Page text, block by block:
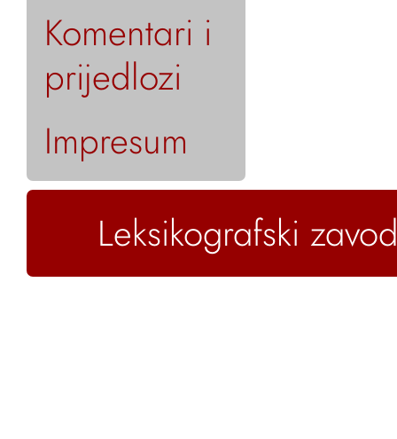
Komentari i
prijedlozi
Impresum
Leksikografski